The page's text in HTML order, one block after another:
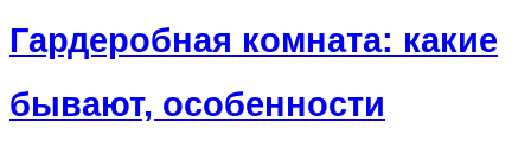
Гардеробная комната: какие
бывают, особенности